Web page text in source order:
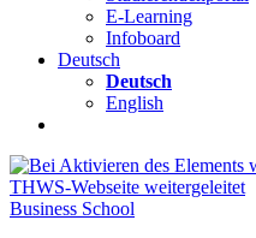
E-Learning
Infoboard
Deutsch
Deutsch
English
Business School